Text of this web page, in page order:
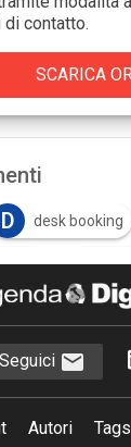
contatto.
D desk booking
H
Seguici
Autori Tags